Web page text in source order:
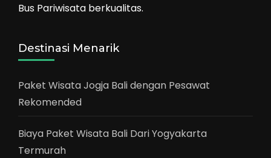
Bus Pariwisata berkualitas.
Destinasi Menarik
Paket Wisata Jogja Bali dengan Pesawat
Rekomended
Biaya Paket Wisata Bali Dari Yogyakarta
Termurah